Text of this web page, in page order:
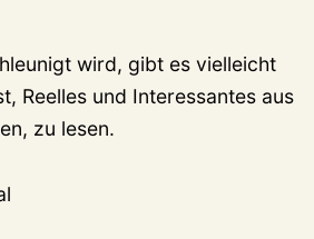
wird, gibt es vielleicht
Reelles und Interessantes aus
zu lesen.